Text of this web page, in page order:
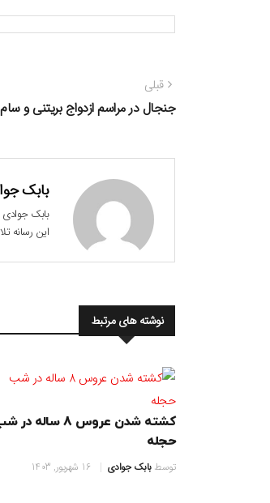
راهبری
نوشته
قبلی
قبلی:
جنجال در مراسم ازدواج بریتنی و
بابک
این رسانه
نوشته های مرتبط
کشته شدن عروس 8 ساله
حجله
توسطبابک جوادی 16 شهریور, 1403